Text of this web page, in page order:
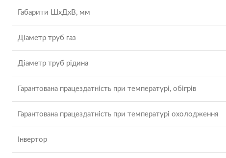
Габарити ШхДхВ, мм
Діаметр труб газ
Діаметр труб рідина
Гарантована працездатність при температурі, обігрів
Гарантована працездатність при температурі охолодження
Інвертор